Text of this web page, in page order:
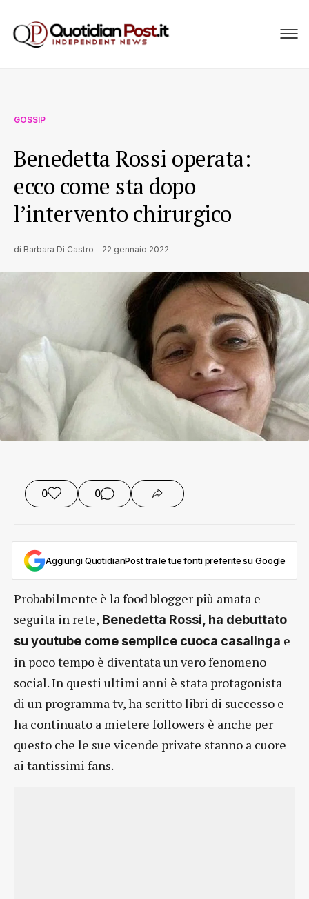
GOSSIP
Benedetta Rossi operata:
ecco come sta dopo
l’intervento chirurgico
di Barbara Di Castro - 22 gennaio 2022
0 0
Aggiungi QuotidianPost tra le tue fonti preferite su Google
Probabilmente è la food blogger più amata e
seguita in rete, Benedetta Rossi, ha debuttato
su youtube come semplice cuoca casalinga e
in poco tempo è diventata un vero fenomeno
social. In questi ultimi anni è stata protagonista
di un programma tv, ha scritto libri di successo e
ha continuato a mietere followers è anche per
questo che le sue vicende private stanno a cuore
ai tantissimi fans.